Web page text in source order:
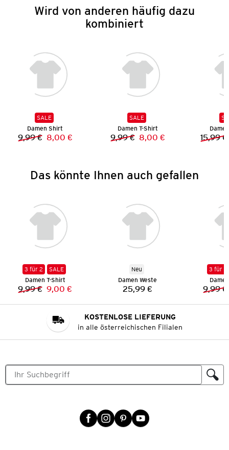
Wird von anderen häufig dazu
kombiniert
SALE
Damen Shirt
Vorheriger Preis:
9,99 € Neuer Preis:
8,00 €
SALE
Damen T-Shirt
Vorheriger Preis:
9,99 € Neuer Preis:
8,00 € 15,99 €
Das könnte Ihnen auch gefallen
3 für 2
SALE
Damen T-Shirt
Vorheriger Preis:
9,99 € Neuer Preis:
9,00 €
Neu
Damen Weste
Preis:
25,99 €
3 für 2
9,99 €
KOSTENLOSE LIEFERUNG
in alle österreichischen Filialen